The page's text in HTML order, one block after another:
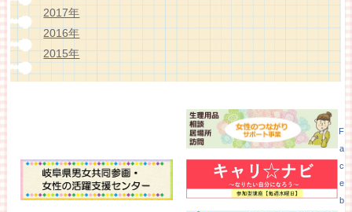
2017年
2016年
2015年
F
a
c
e
b